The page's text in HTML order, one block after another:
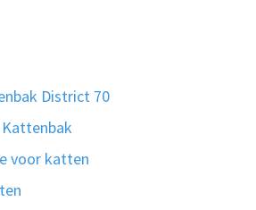
District 70
Kattenbak
voor katten